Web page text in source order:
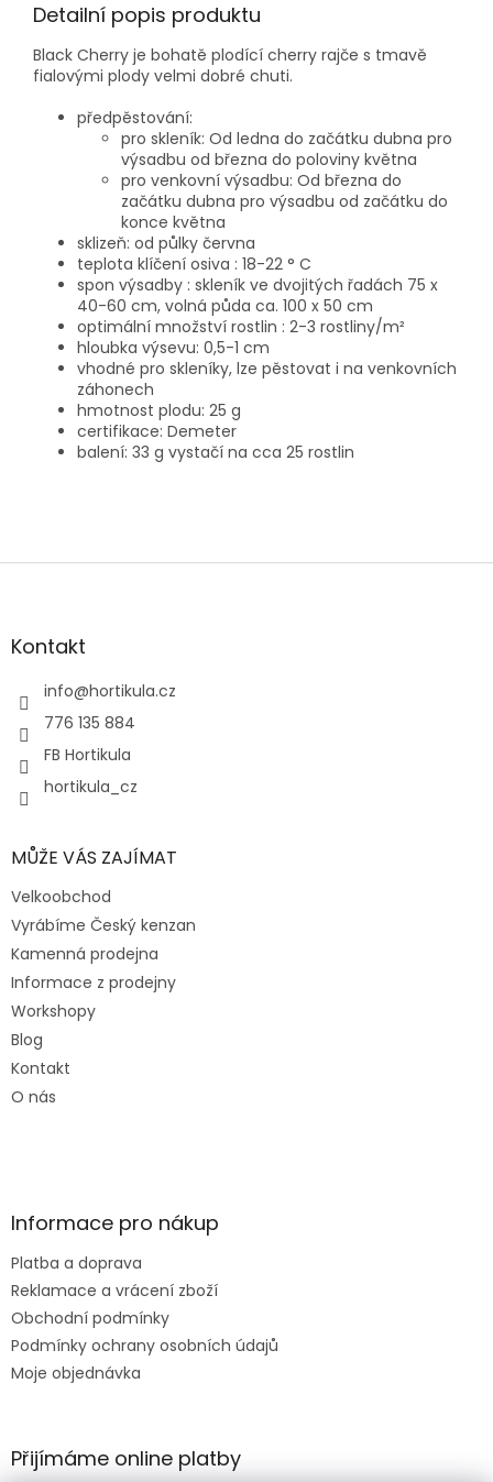
Detailní popis produktu
Black Cherry je bohatě plodící cherry rajče s tmavě
fialovými plody velmi dobré chuti.
předpěstování:
pro skleník: Od ledna do začátku dubna pro
výsadbu od března do poloviny května
pro venkovní výsadbu: Od března do
začátku dubna pro výsadbu od začátku do
konce května
sklizeň: od půlky června
teplota klíčení osiva : 18-22 ° C
spon výsadby : skleník ve dvojitých řadách 75 x
40-60 cm, volná půda ca. 100 x 50 cm
optimální množství rostlin : 2-3 rostliny/m²
hloubka výsevu: 0,5-1 cm
vhodné pro skleníky, lze pěstovat i na venkovních
záhonech
hmotnost plodu: 25 g
certifikace: Demeter
balení: 33 g vystačí na cca 25 rostlin
Z
aKontakt
info@hortikula.cz
776 135 884
FB Hortikula
hortikula_cz
MŮŽE VÁS ZAJÍMAT
Velkoobchod
Vyrábíme Český kenzan
Kamenná prodejna
Informace z prodejny
Workshopy
Blog
Kontakt
O nás
Informace pro nákup
Platba a doprava
Reklamace a vrácení zboží
Obchodní podmínky
Podmínky ochrany osobních údajů
Moje objednávka
Přijímáme online platby